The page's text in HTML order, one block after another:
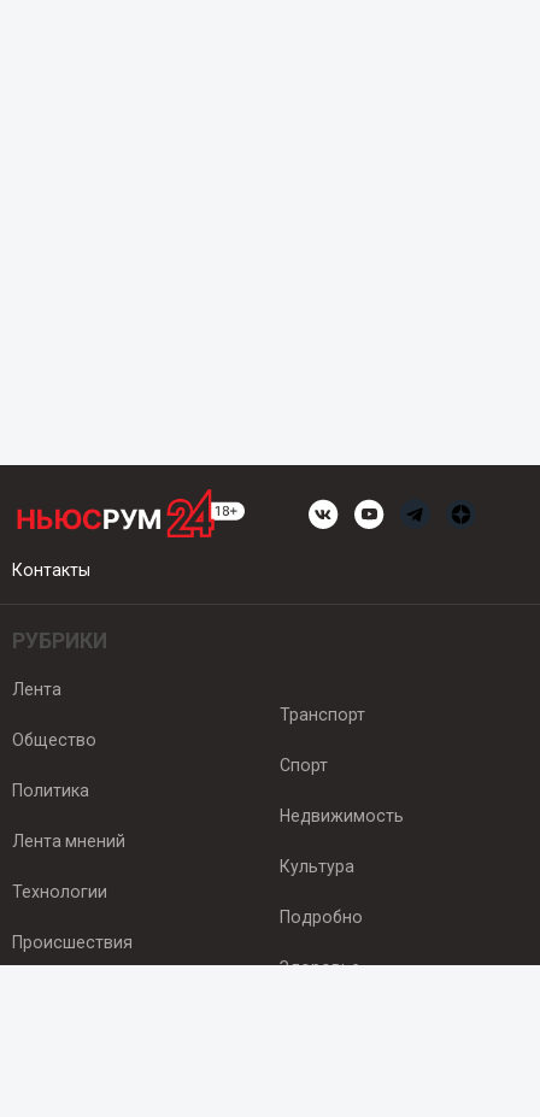
Контакты
РУБРИКИ
Лента
Общество
Политика
Лента мнений
Технологии
Происшествия
Транспорт
Спорт
Недвижимость
Культура
Подробно
Здоровье